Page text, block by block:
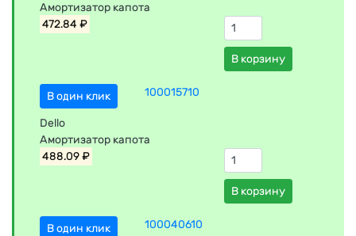
Амортизатор капота
472.84 ₽
В корзину
В один клик 100015710
Dello
Амортизатор капота
488.09 ₽
В корзину
В один клик 100040610